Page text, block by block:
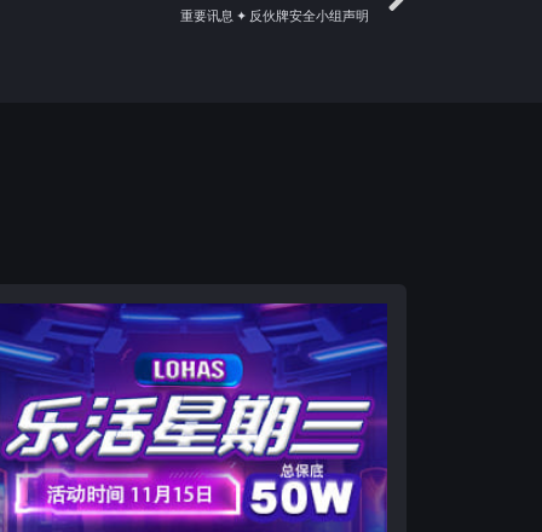
重要讯息 ✦ 反伙牌安全小组声明